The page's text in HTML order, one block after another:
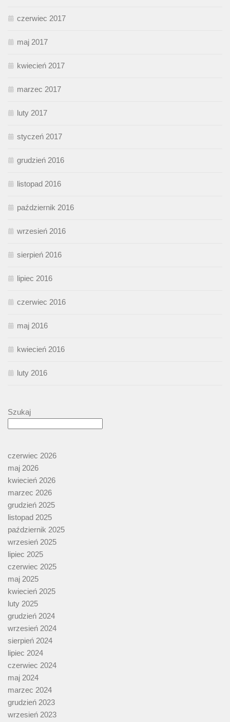
czerwiec 2017
maj 2017
kwiecień 2017
marzec 2017
luty 2017
styczeń 2017
grudzień 2016
listopad 2016
październik 2016
wrzesień 2016
sierpień 2016
lipiec 2016
czerwiec 2016
maj 2016
kwiecień 2016
luty 2016
Szukaj
czerwiec 2026
maj 2026
kwiecień 2026
marzec 2026
grudzień 2025
listopad 2025
październik 2025
wrzesień 2025
lipiec 2025
czerwiec 2025
maj 2025
kwiecień 2025
luty 2025
grudzień 2024
wrzesień 2024
sierpień 2024
lipiec 2024
czerwiec 2024
maj 2024
marzec 2024
grudzień 2023
wrzesień 2023